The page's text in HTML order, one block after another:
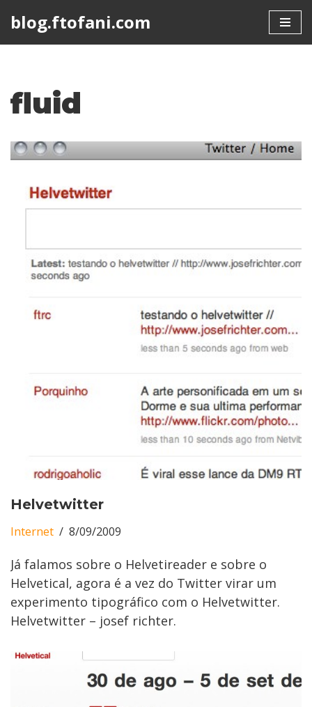
blog.ftofani.com
fluid
Helvetwitter
Internet 8/09/2009
Já falamos sobre o Helvetireader e sobre o
Helvetical, agora é a vez do Twitter virar um
experimento tipográfico com o Helvetwitter.
Helvetwitter – josef richter.